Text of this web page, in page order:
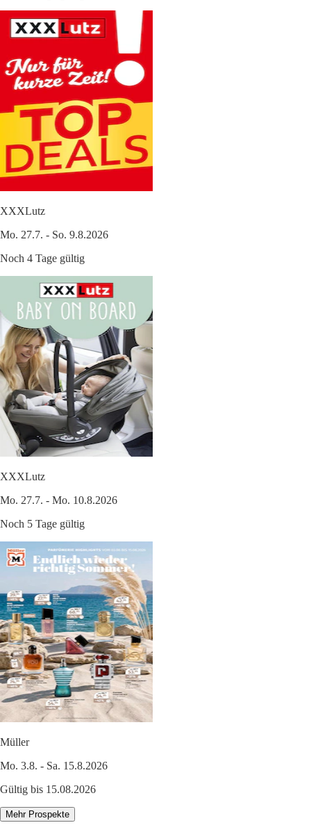
XXXLutz
Mo. 27.7. - So. 9.8.2026
Noch 4 Tage gültig
XXXLutz
Mo. 27.7. - Mo. 10.8.2026
Noch 5 Tage gültig
Müller
Mo. 3.8. - Sa. 15.8.2026
Gültig bis 15.08.2026
Mehr Prospekte